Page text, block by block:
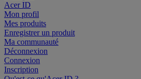
Acer ID
Mon profil
Mes produits
Enregistrer un produit
Ma communauté
Déconnexion
Connexion
Inscription